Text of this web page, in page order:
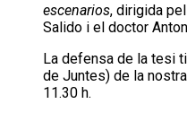
escenarios, dirigida
Salido i el doctor
La defensa de la tesi
de Juntes) de la
11.30 h.